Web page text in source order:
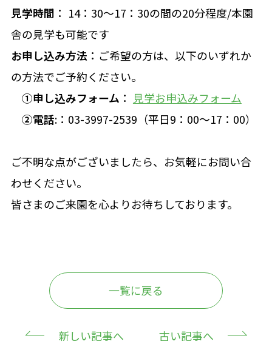
見学時間 ： 14：30～17：30の間の20分程度/本園
舎の見学も可能です
お申し込み方法 ：ご希望の方は、以下のいずれか
の方法でご予約ください。
①申し込みフォーム ： 見学お申込みフォーム
②電話:：03-3997-2539（平日9：00～17：00）
ご不明な点がございましたら、お気軽にお問い合
わせください。
皆さまのご来園を心よりお待ちしております。
新しい記事へ
一覧に戻る
古い記事へ